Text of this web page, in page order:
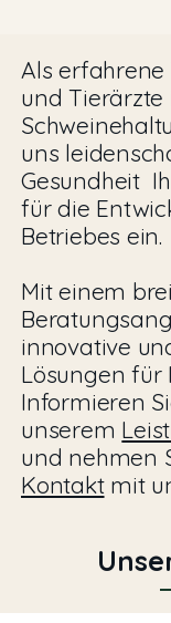
Als
und Tierärzte
uns
Gesundheit
für die
Betriebes ein.
Mit einem
innovative
Lösungen für
Informieren
unserem
und nehmen
Kontaktmit